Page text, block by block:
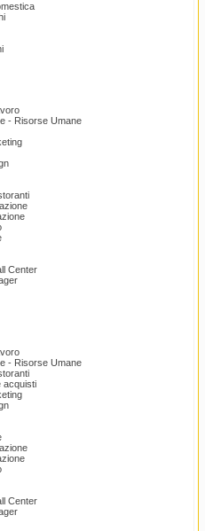
- Risorse Umane
Center
- Risorse Umane
acquisti
Center